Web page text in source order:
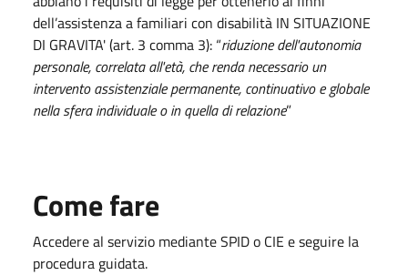
dell’assistenza a familiari con disabilità IN SITUAZIONE
DI GRAVITA' (art. 3 comma 3): “riduzione dell'autonomia
personale, correlata all'età, che renda necessario un
intervento assistenziale permanente, continuativo e globale
nella sfera individuale o in quella di relazione”
Come fare
Accedere al servizio mediante SPID o CIE e seguire la
procedura guidata.